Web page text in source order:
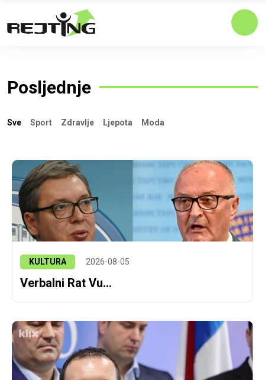
Posljednje
Sve Sport Zdravlje Ljepota Moda
KULTURA 2026-08-05
Verbalni Rat Vu...